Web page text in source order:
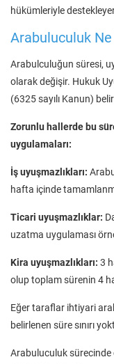
hükümleriyle
Arabuluculuk
Arabulculuğun süresi,
olarak değişir. Hukuk
(6325 sayılı Kanun)
Zorunlu hallerde bu
uygulamaları:
İş uyuşmazlıkları:
hafta içinde
Ticari uyuşmazlıklar:
uzatma uygulaması
Kira uyuşmazlıkları: 3
olup toplam sürenin 4
Eğer taraflar ihtiyari
belirlenen süre sınırı
Arabuluculuk sürecinde